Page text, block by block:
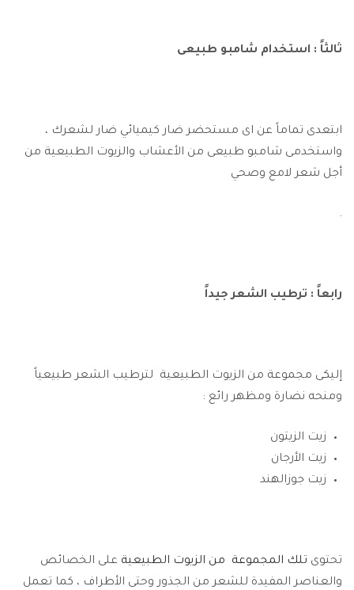
ثالثاً : استخدام شامبو طبيعى
ابتعدى تماماً عن اى مستحضر ضار كيميائي ضار لشعرك ،
واستخدمى شامبو طبيعى من الأعشاب والزيوت الطبيعية من
أجل شعر لامع وصحي
.
رابعاً : ترطيب الشعر جيداً
إليكى مجموعة من الزيوت الطبيعية لترطيب الشعر طبيعياً
ومنحه نضارة ومظهر رائع :
زيت الزيتون
زيت الأرجان
زيت جوزالهند
تحتوى تلك المجموعة من الزيوت الطبيعية على الخصائص
والعناصر المفيدة للشعر من الجذور وحتى الأطراف ، كما تعمل